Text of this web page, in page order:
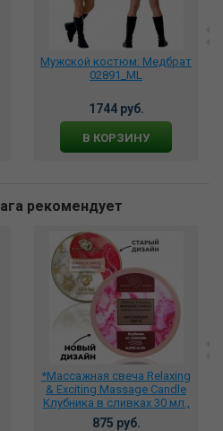
Мужской костюм: Медбрат
02891_ML
1744 руб.
В КОРЗИНУ
рекомендует
*Массажная свеча Relaxing
& Exciting Massage Candle
Клубника в сливках 30 мл.,
BMN-0070
875 руб.